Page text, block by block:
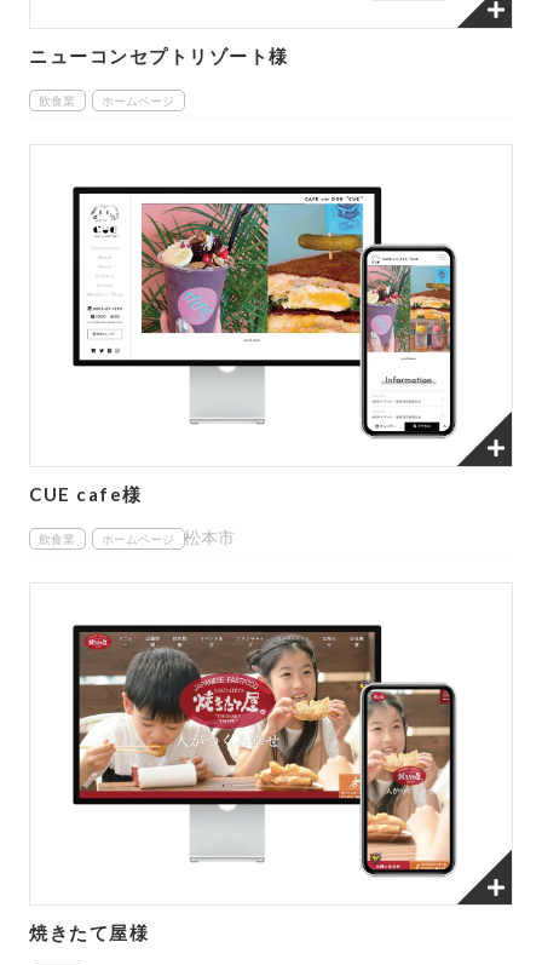
ニューコンセプトリゾート様
飲食業 ホームページ
CUE cafe様
飲食業 ホームページ 松本市
焼きたて屋様